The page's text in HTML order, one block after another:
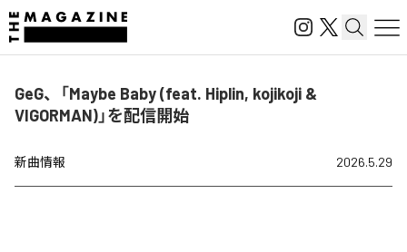
GeG、「Maybe Baby (feat. Hiplin, kojikoji &
VIGORMAN)」を配信開始
新曲情報 2026.5.29